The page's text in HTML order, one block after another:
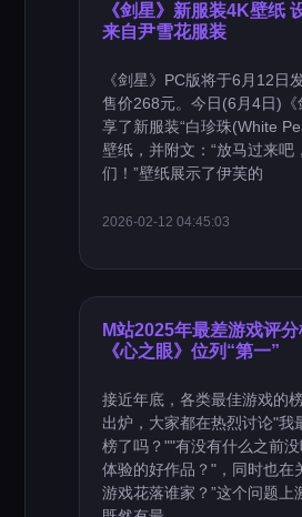
《剑星》新服装4K壁纸
来自尹雪花服装
《剑星》PC版将于6月12日
售价268元。今日(6月4日)《
享了新服装“白珍珠(White
壁纸，并附文：“放马过来吧
们！”壁纸展示了伊芙的
2026-02-12 04:45:03
M站2025年最差游戏评
《心之眼》位列“第一”
接近年底，各类最佳游戏的
出炉，大家都在热烈讨论"我
榜了吗？""有没有什么之前
体验的好作品？"，同时也在
游戏花落谁家？”这个问题上